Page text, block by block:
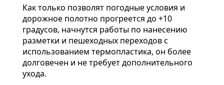
Как только позволят погодные условия и
дорожное полотно прогреется до +10
градусов, начнутся работы по нанесению
разметки и пешеходных переходов с
использованием термопластика, он более
долговечен и не требует дополнительного
ухода.